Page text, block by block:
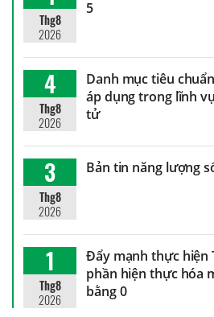
Thg8
2026
5
4
Thg8
2026
Danh mục tiêu
áp dụng trong lĩnh
tử
3
Thg8
2026
Bản tin năng lượng
1
Thg8
2026
Đẩy mạnh thực hiện
phần hiện thực hóa
bằng 0